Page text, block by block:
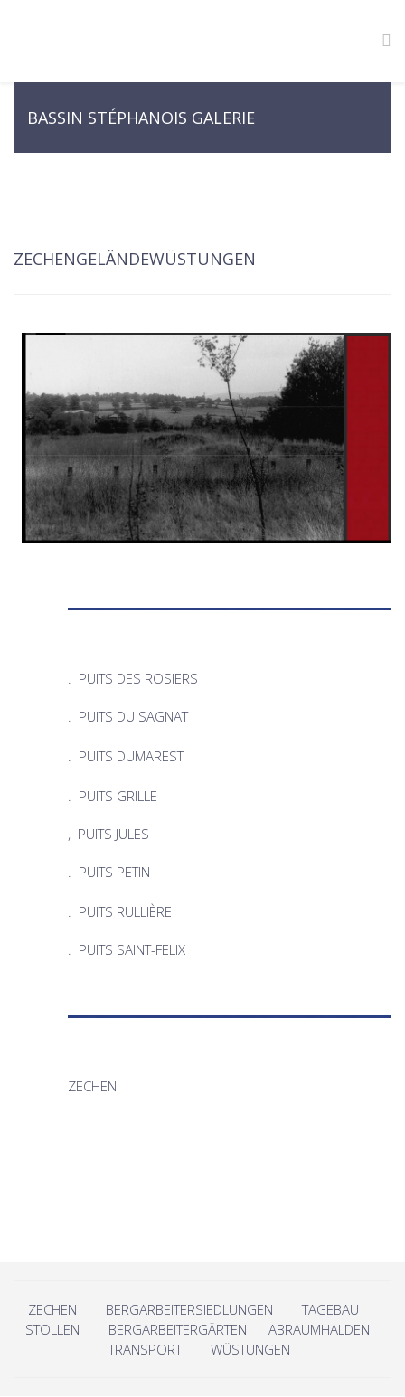
BASSIN STÉPHANOIS GALERIE
ZECHENGELÄNDEWÜSTUNGEN
. PUITS DES ROSIERS
PUITS DU SAGNAT
. PUITS DUMAREST
. PUITS GRILLE
, PUITS JULES
. PUITS PETIN
. PUITS RULLIÈRE
. PUITS SAINT-FELIX
ZECHEN
ZECHEN BERGARBEITERSIEDLUNGEN
TAGEBAU
STOLLEN
BERGARBEITERGÄRTEN
ABRAUMHALDEN
TRANSPORT
WÜSTUNGEN